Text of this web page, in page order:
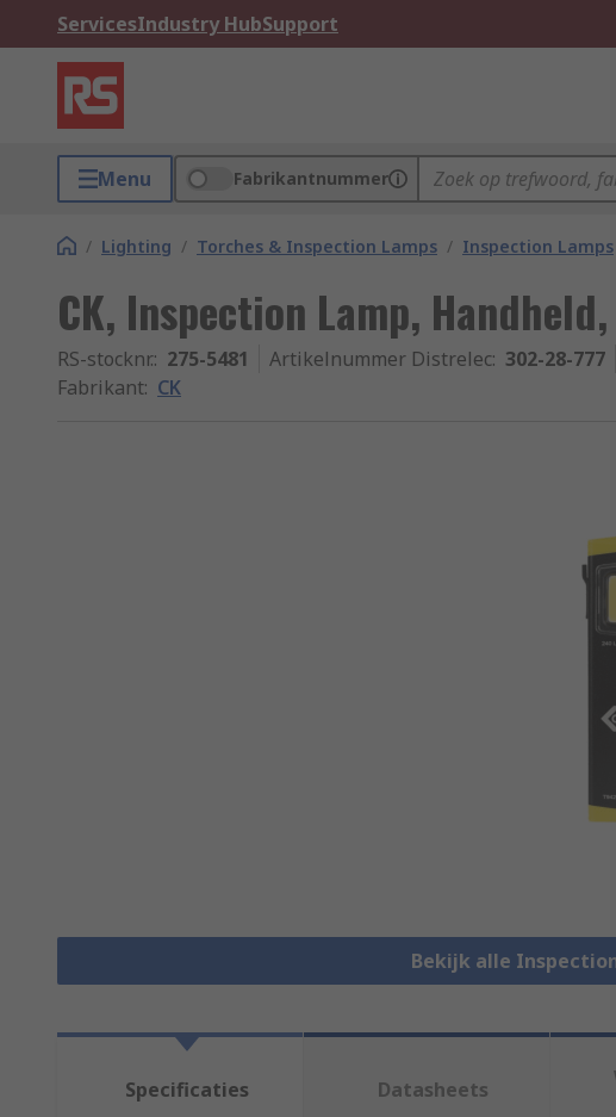
ServicesIndustry HubSupport
Menu Fabrikantnummer
/ Lighting / Torches & Inspection Lamps / Inspection Lamps
CK, Inspection Lamp,
RS-stocknr.: 275-5481 Artikelnummer Distrelec: 302-28-777
Fabrikant: CK
Bekijk alle
Specificaties Datasheets